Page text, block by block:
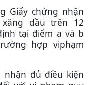
Giấy chứng nhận
dầu trên 12
tại điểm a và b
hợp viphạm
nhận đủ điều kiện